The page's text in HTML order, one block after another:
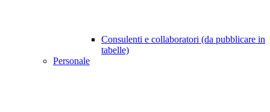
Consulenti e collaboratori (da pubblicare in
tabelle)
Personale